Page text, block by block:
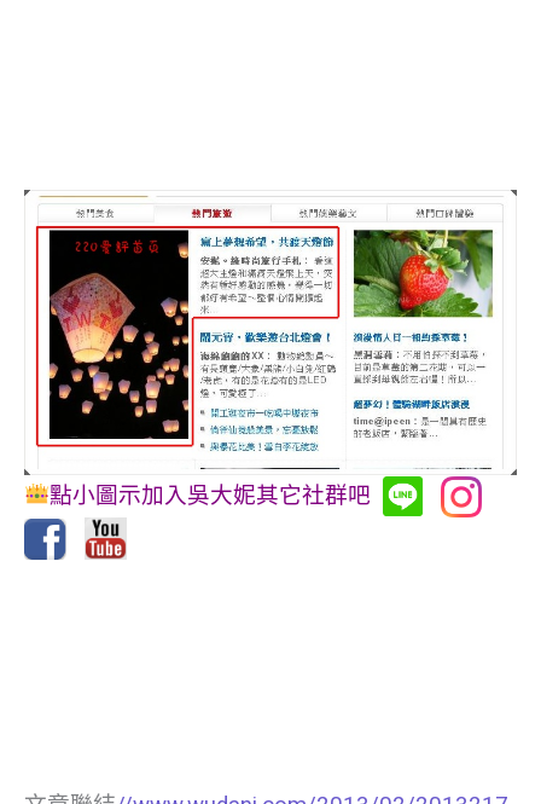
點小圖示加入吳大妮其它社群吧